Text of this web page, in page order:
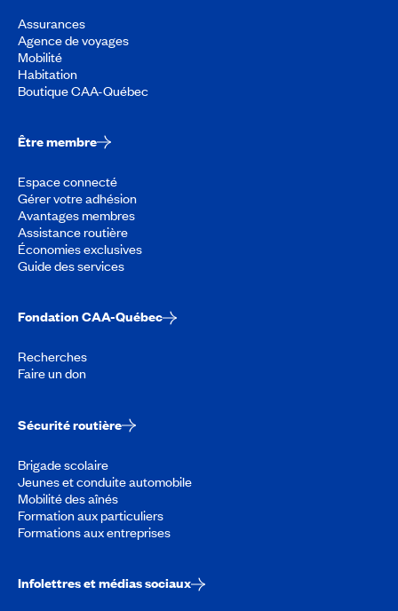
Assurances
Agence de voyages
Mobilité
Habitation
Boutique CAA-Québec
Être membre
Espace connecté
Gérer votre adhésion
Avantages membres
Assistance routière
Économies exclusives
Guide des services
Fondation CAA-Québec
Recherches
Faire un don
Sécurité routière
Brigade scolaire
Jeunes et conduite automobile
Mobilité des aînés
Formation aux particuliers
Formations aux entreprises
Infolettres et médias sociaux